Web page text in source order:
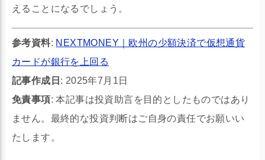
えることになるでしょう。
参考資料: NEXTMONEY｜欧州の少額決済で仮想通貨
カードが銀行を上回る
記事作成日 : 2025年7月1日
免責事項: 本記事は投資助言を目的としたものではあり
ません。最終的な投資判断はご自身の責任でお願いい
たします。